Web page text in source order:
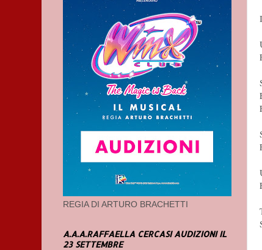
REGIA DI ARTURO BRACHETTI
A.A.A.RAFFAELLA CERCASI AUDIZIONI IL
23 SETTEMBRE